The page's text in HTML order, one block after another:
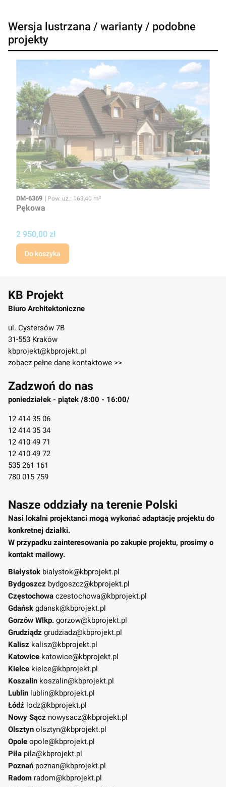
Wersja lustrzana / warianty / podobne
projekty
Kod
DM-6369 Powierzchnia użytkowa
Pow. uż.: 163,40 m²
Pękowa
Cena
2 950,00 zł
Do koszyka
KB Projekt
Biuro Architektoniczne
ul. Cystersów 7B
31-553 Kraków
kbprojekt@kbprojekt.pl
zobacz pełne dane kontaktowe >>
Zadzwoń do nas
poniedziałek - piątek /8:00 - 16:00/
12 414 35 06
12 414 35 34
12 410 49 71
12 410 49 72
535 261 161
780 015 759
Nasze oddziały na terenie Polski
Nasi lokalni projektanci mogą wykonać adaptację projektu do
konkretnej działki.
W przypadku zainteresowania po zakupie projektu, prosimy o
kontakt mailowy.
Białystok bialystok@kbprojekt.pl
Bydgoszcz bydgoszcz@kbprojekt.pl
Częstochowa czestochowa@kbprojekt.pl
Gdańsk gdansk@kbprojekt.pl
Gorzów Wlkp. gorzow@kbprojekt.pl
Grudziądz grudziadz@kbprojekt.pl
Kalisz kalisz@kbprojekt.pl
Katowice katowice@kbprojekt.pl
Kielce kielce@kbprojekt.pl
Koszalin koszalin@kbprojekt.pl
Lublin lublin@kbprojekt.pl
Łódź lodz@kbprojekt.pl
Nowy Sącz nowysacz@kbprojekt.pl
Olsztyn olsztyn@kbprojekt.pl
Opole opole@kbprojekt.pl
Piła pila@kbprojekt.pl
Poznań poznan@kbprojekt.pl
Radom radom@kbprojekt.pl